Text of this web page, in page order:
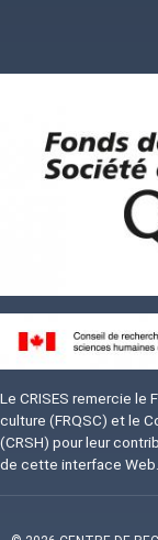
Image
Le CRISES remercie
culture (FRQSC) et le
(CRSH) pour leur
de cette interface Web.